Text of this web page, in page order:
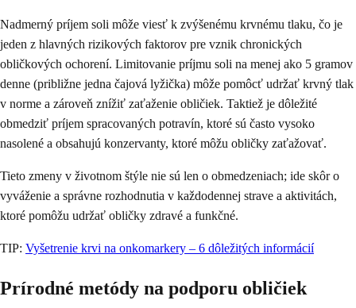
Nadmerný príjem soli môže viesť k zvýšenému krvnému tlaku, čo je
jeden z hlavných rizikových faktorov pre vznik chronických
obličkových ochorení. Limitovanie príjmu soli na menej ako 5 gramov
denne (približne jedna čajová lyžička) môže pomôcť udržať krvný tlak
v norme a zároveň znížiť zaťaženie obličiek. Taktiež je dôležité
obmedziť príjem spracovaných potravín, ktoré sú často vysoko
nasolené a obsahujú konzervanty, ktoré môžu obličky zaťažovať.
Tieto zmeny v životnom štýle nie sú len o obmedzeniach; ide skôr o
vyváženie a správne rozhodnutia v každodennej strave a aktivitách,
ktoré pomôžu udržať obličky zdravé a funkčné.
TIP: Vyšetrenie krvi na onkomarkery – 6 dôležitých informácií
Prírodné metódy na podporu obličiek